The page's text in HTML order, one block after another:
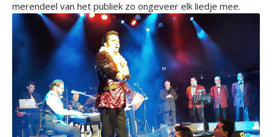
merendeel van het publiek zo ongeveer elk liedje mee.